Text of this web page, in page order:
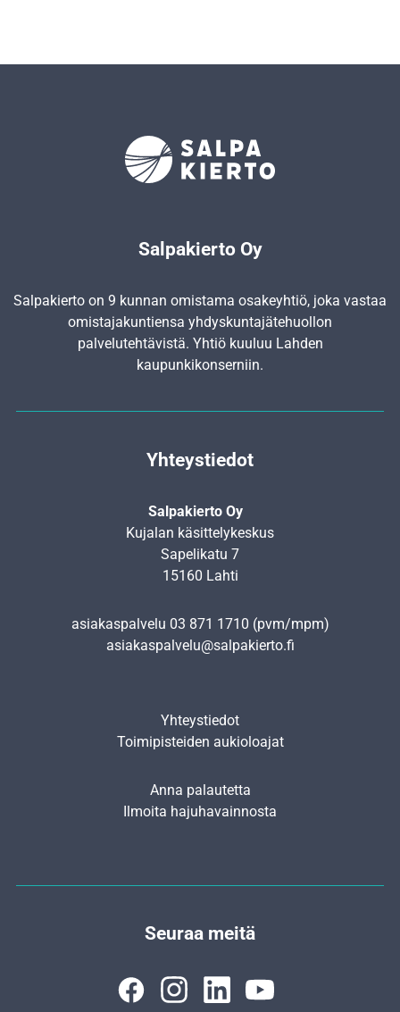
Salpakierto Oy
Salpakierto on 9 kunnan omistama osakeyhtiö, joka vastaa
omistajakuntiensa yhdyskunta­jätehuollon
palvelutehtävistä. Yhtiö kuuluu Lahden
kaupunkikonserniin.
Yhteystiedot
Salpakierto Oy
Kujalan käsittelykeskus
Sapelikatu 7
15160 Lahti
asiakaspalvelu 03 871 1710 (pvm/mpm)
asiakaspalvelu@salpakierto.fi
Yhteystiedot
Toimipisteiden aukioloajat
Anna palautetta
Ilmoita hajuhavainnosta
Seuraa meitä